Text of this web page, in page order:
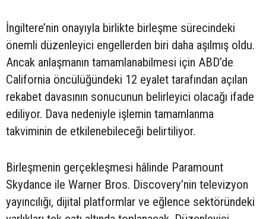
İngiltere’nin onayıyla birlikte birleşme sürecindeki
önemli düzenleyici engellerden biri daha aşılmış oldu.
Ancak anlaşmanın tamamlanabilmesi için ABD’de
California öncülüğündeki 12 eyalet tarafından açılan
rekabet davasının sonucunun belirleyici olacağı ifade
ediliyor. Dava nedeniyle işlemin tamamlanma
takviminin de etkilenebileceği belirtiliyor.
Birleşmenin gerçekleşmesi hâlinde Paramount
Skydance ile Warner Bros. Discovery’nin televizyon
yayıncılığı, dijital platformlar ve eğlence sektöründeki